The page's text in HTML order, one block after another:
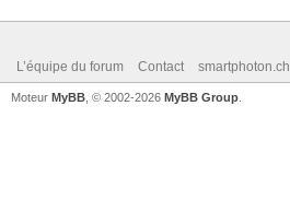
L’équipe du forum Contact smartphoton.ch
Moteur MyBB , © 2002-2026 MyBB Group